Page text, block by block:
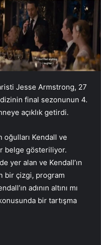
Jesse Armstrong, 27
final sezonunun 4.
açıklık getirdi.
Kendall ve
belge gösteriliyor.
yer alan ve Kendall’ın
bir çizgi, program
adının altını mı
bir tartışma